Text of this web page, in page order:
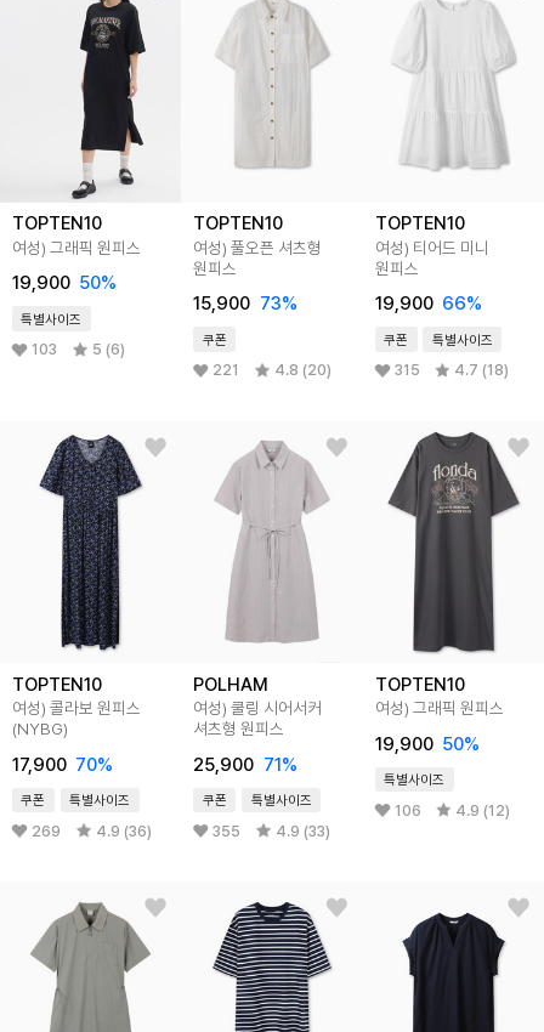
TOPTEN10
여성) 그래픽 원피스
19,900 50%
특별사이즈
103 5 (6)
TOPTEN10
여성) 풀오픈 셔츠형
원피스
15,900 73%
쿠폰
221 4.8 (20)
TOPTEN10
여성) 티어드 미니
원피스
19,900 66%
쿠폰 특별사이즈
315 4.7 (18)
TOPTEN10
여성) 콜라보 원피스
(NYBG)
17,900 70%
쿠폰 특별사이즈
269 4.9 (36)
POLHAM
여성) 쿨링 시어서커
셔츠형 원피스
25,900 71%
쿠폰 특별사이즈
355 4.9 (33)
TOPTEN10
여성) 그래픽 원피스
19,900 50%
특별사이즈
106 4.9 (12)